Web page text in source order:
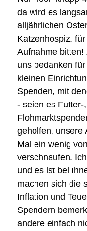
da wird es
alljährlichen
Katzenhospiz,
Aufnahme bitten!
uns bedanken
kleinen
Spenden, mit
- seien es Futter-
geholfen, unsere
Mal ein wenig
verschnaufen.
und es ist bei
machen sich die
Inflation und
Spendern
andere einfach